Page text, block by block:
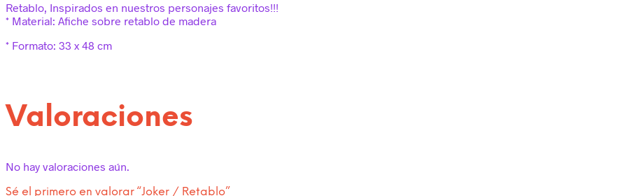
Retablo, Inspirados en nuestros personajes favoritos!!!
* Material: Afiche sobre retablo de madera
* Formato: 33 x 48 cm
Valoraciones
No hay valoraciones aún.
Sé el primero en valorar “Joker / Retablo”